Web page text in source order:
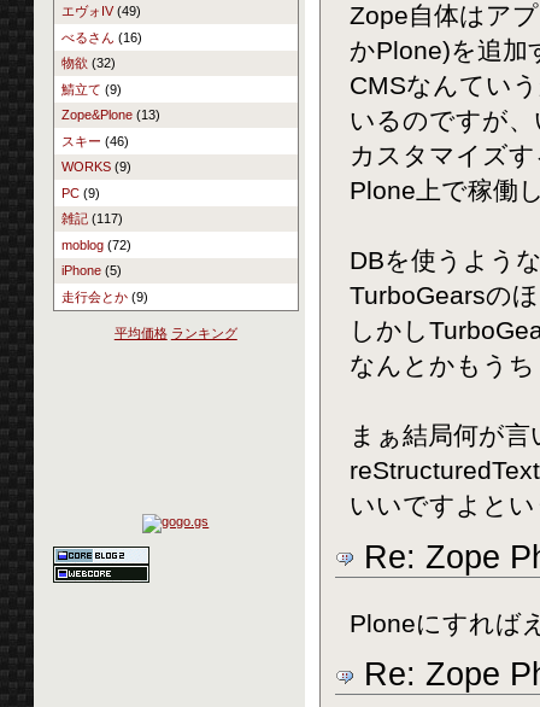
エヴォIV(49)
べるさん (16)
物欲 (32)
鯖立て (9)
Zope&Plone(13)
スキー (46)
WORKS(9)
PC(9)
雑記(117)
moblog(72)
iPhone(5)
走行会とか(9)
平均価格 ランキング
Zope自体はア
かPlone)を追加
CMSなんてい
いるのですが
カスタマイズ
Plone上で稼働
DBを使うよう
TurboGearsの
しかし
なんとかもう
まぁ結局何が
いいですよと
Re: Zope
Ploneにすれば
Re: Zope